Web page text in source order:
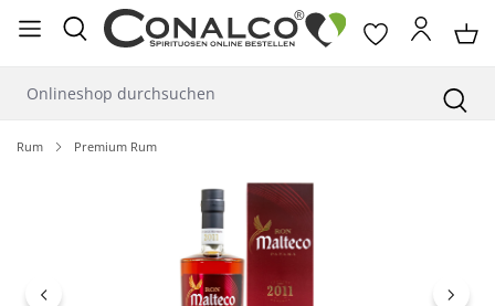
springen
Rum Premium Rum